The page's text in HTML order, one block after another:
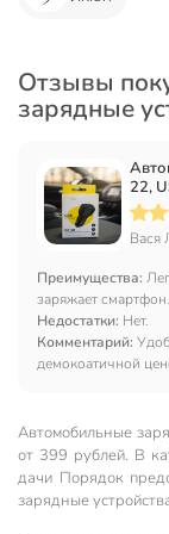
Отзывы
зарядные
22,
GS-
Вася
Преимущества:
заряжает смартфон.
Недостатки: Нет.
Комментарий:
демокоатичной
Автомобильные
от 399 рублей. В
дачи Порядок
зарядные